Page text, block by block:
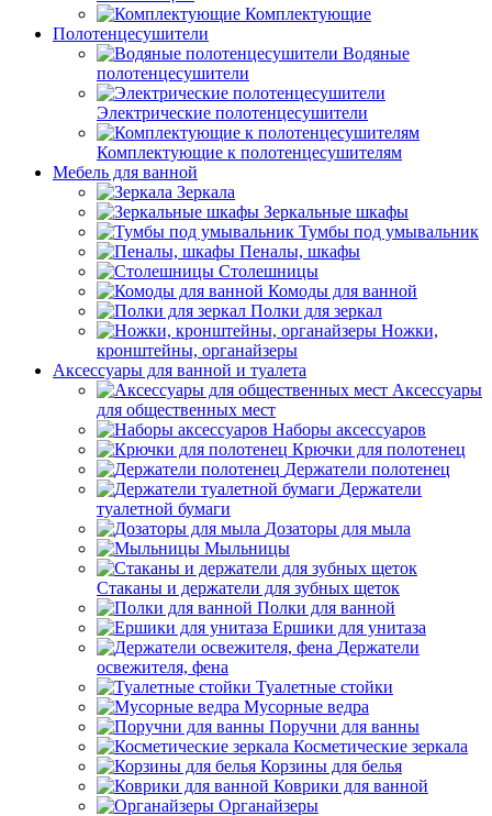
Комплектующие
Полотенцесушители
Водяные
полотенцесушители
Электрические полотенцесушители
Комплектующие к полотенцесушителям
Мебель для ванной
Зеркала
Зеркальные шкафы
Тумбы под умывальник
Пеналы, шкафы
Столешницы
Комоды для ванной
Полки для зеркал
Ножки,
кронштейны, органайзеры
Аксессуары для ванной и туалета
Аксессуары
для общественных мест
Наборы аксессуаров
Крючки для полотенец
Держатели полотенец
Держатели
туалетной бумаги
Дозаторы для мыла
Мыльницы
Стаканы и держатели для зубных щеток
Полки для ванной
Ершики для унитаза
Держатели
освежителя, фена
Туалетные стойки
Мусорные ведра
Поручни для ванны
Косметические зеркала
Корзины для белья
Коврики для ванной
Органайзеры